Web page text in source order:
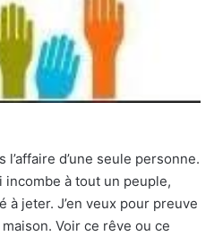
l’affaire d’une seule personne.
incombe à tout un peuple,
à jeter. J’en veux pour preuve
maison. Voir ce rêve ou ce